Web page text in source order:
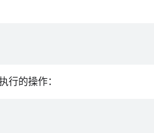
行的操作：